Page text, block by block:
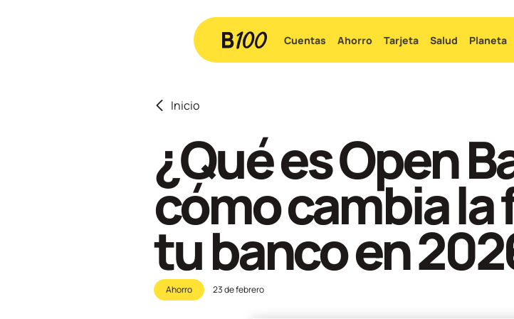
Ir
al
Cuentas Ahorro Tarjeta Salud Planeta
Inicio
¿Qué es Open
cómo cambia la
tu banco en
Ahorro 23 de febrero